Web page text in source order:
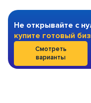
Не открывайте с
купите готовый
Смотреть
варианты